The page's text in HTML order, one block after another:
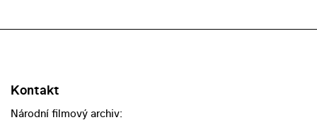
Kontakt
Národní filmový archiv: